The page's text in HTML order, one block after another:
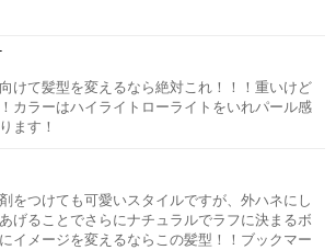
けて髪型を変えるなら絶対これ！！！重いけど
カラーはハイライトローライトをいれパール感
ます！
をつけても可愛いスタイルですが、外ハネにし
げることでさらにナチュラルでラフに決まるボ
イメージを変えるならこの髪型！！ブックマー